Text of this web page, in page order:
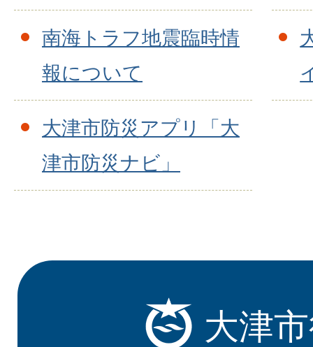
南海トラフ地震臨時情
報について
大津市防災アプリ「大
津市防災ナビ」
大津